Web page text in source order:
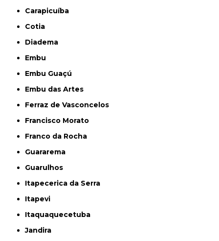
Carapicuíba
Cotia
Diadema
Embu
Embu Guaçú
Embu das Artes
Ferraz de Vasconcelos
Francisco Morato
Franco da Rocha
Guararema
Guarulhos
Itapecerica da Serra
Itapevi
Itaquaquecetuba
Jandira